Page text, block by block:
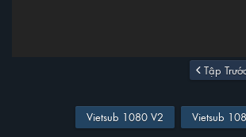
Tập
Vietsub 1080 V2 Vietsub